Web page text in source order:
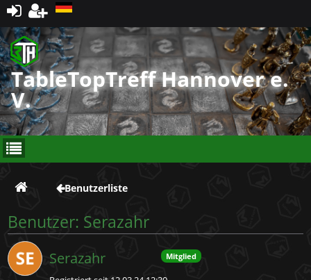
Registrieren
TableTopTreff Hannover e.
V.
Benutzerliste
Benutzer: Serazahr
Serazahr Mitglied